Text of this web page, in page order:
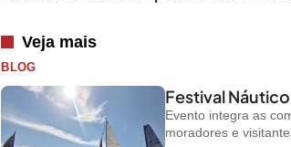
Veja mais
BLOG
Festival
Evento integra as
moradores e